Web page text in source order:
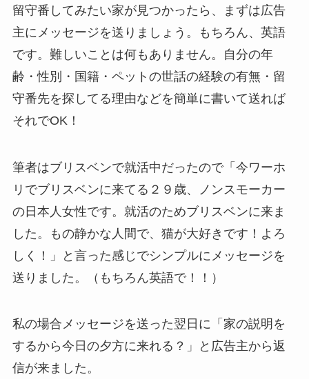
留守番してみたい家が見つかったら、まずは広告
主にメッセージを送りましょう。もちろん、英語
です。難しいことは何もありません。自分の年
齢・性別・国籍・ペットの世話の経験の有無・留
守番先を探してる理由などを簡単に書いて送れば
それでOK！
筆者はブリスベンで就活中だったので「今ワーホ
リでブリスベンに来てる２９歳、ノンスモーカー
の日本人女性です。就活のためブリスベンに来ま
した。もの静かな人間で、猫が大好きです！よろ
しく！」と言った感じでシンプルにメッセージを
送りました。（もちろん英語で！！）
私の場合メッセージを送った翌日に「家の説明を
するから今日の夕方に来れる？」と広告主から返
信が来ました。